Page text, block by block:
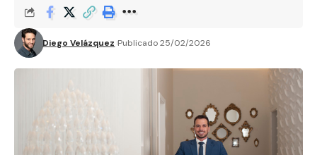
Diego Velázquez Publicado 25/02/2026